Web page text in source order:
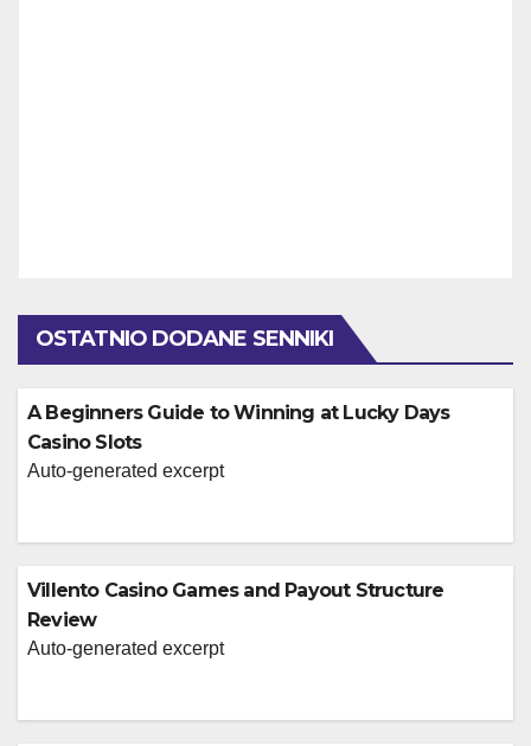
OSTATNIO DODANE SENNIKI
A Beginners Guide to Winning at Lucky Days
Casino Slots
Auto-generated excerpt
Villento Casino Games and Payout Structure
Review
Auto-generated excerpt